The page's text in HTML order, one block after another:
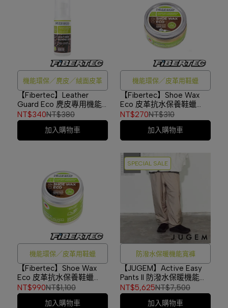
機能環保／麂皮／絨面皮革
【Fibertec】Leather
Guard Eco 麂皮專用機能
性防潑水劑 100ml／德國製
#LE100
NT$340NT$380
加入購物車
機能環保／皮革用鞋蠟
【Fibertec】Shoe Wax
Eco 皮革抗水保養鞋蠟
100ml／德國製 #SWE100
NT$270NT$310
加入購物車
機能環保／皮革用鞋蠟
【Fibertec】Shoe Wax
Eco 皮革抗水保養鞋蠟
500ml／德國製
#SWE500
NT$990NT$1,100
加入購物車
SPECIAL SALE
防潑水保暖機能寬褲
【JUGEM】Active Easy
Pants II 防潑水保暖機能寬
褲 BEIGE #4F920140154
NT$5,625NT$7,500
加入購物車